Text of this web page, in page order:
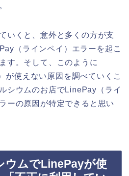
いくと、意外と多くの方が支
（ラインペイ）エラーを起こ
す。そして、このように
が使えない原因を調べていくこ
シウムのお店でLinePay（ライ
ーの原因が特定できると思い
ウムでLinePayが使